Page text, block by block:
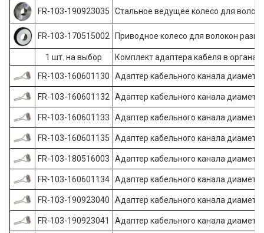
FR-103-190923035 Стальное ведущее колесо для
FR-103-170515002 Приводное колесо для волокон
1 шт. на выбор
Комплект адаптера кабеля в
FR-103-160601130
Адаптер кабельного канала
FR-103-160601132 Адаптер кабельного канала
FR-103-160601133 Адаптер кабельного канала
FR-103-160601135 Адаптер кабельного канала
FR-103-180516003 Адаптер кабельного канала
FR-103-160601134 Адаптер кабельного канала
FR-103-190923040 Адаптер кабельного канала
FR-103-190923041 Адаптер кабельного канала